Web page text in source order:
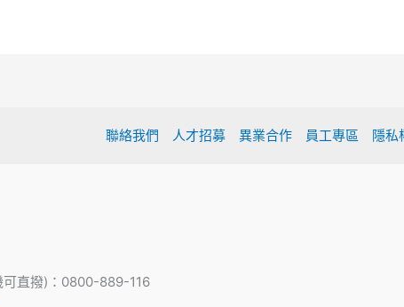
聯絡我們 人才招募 異業合作 員工專區 隱私
可直撥)：0800-889-116